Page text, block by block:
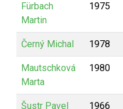
Fürbach
Martin
1975
Černý Michal 1978
Mautschková
Marta
1980
Šustr Pavel 1966